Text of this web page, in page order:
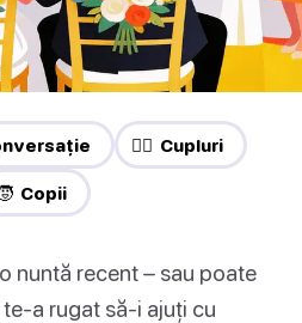
❤️‍🔥 Cupluri
Copii
nuntă recent – sau poate
a rugat să-i ajuți cu